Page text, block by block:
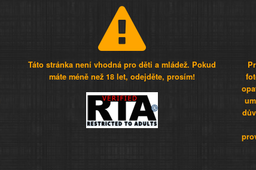
Táto stránka není vhodná pro děti a mládež. Pokud
máte méně než 18 let, odejděte, prosím!